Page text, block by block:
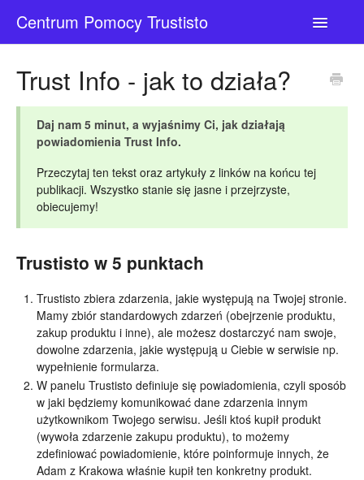
Centrum Pomocy Trustisto
Toggle
Trust Info - jak to działa?
Daj nam 5 minut, a wyjaśnimy Ci, jak działają
powiadomienia Trust Info.
Przeczytaj ten tekst oraz artykuły z linków na końcu tej
publikacji. Wszystko stanie się jasne i przejrzyste,
obiecujemy!
Trustisto w 5 punktach
Trustisto zbiera zdarzenia, jakie występują na Twojej stronie.
Mamy zbiór standardowych zdarzeń (obejrzenie produktu,
zakup produktu i inne), ale możesz dostarczyć nam swoje,
dowolne zdarzenia, jakie występują u Ciebie w serwisie np.
wypełnienie formularza.
W panelu Trustisto definiuje się powiadomienia, czyli sposób
w jaki będziemy komunikować dane zdarzenia innym
użytkownikom Twojego serwisu. Jeśli ktoś kupił produkt
(wywoła zdarzenie zakupu produktu), to możemy
zdefiniować powiadomienie, które poinformuje innych, że
Adam z Krakowa właśnie kupił ten konkretny produkt.